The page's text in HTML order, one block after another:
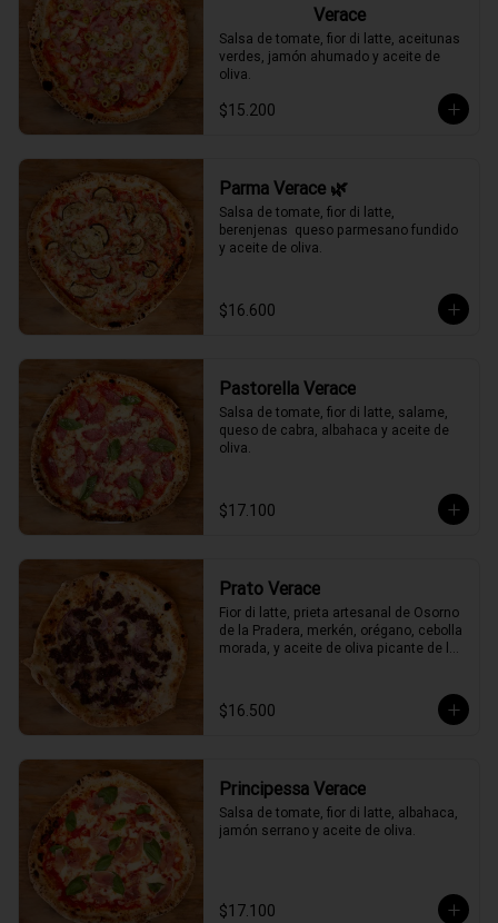
Verace
Salsa de tomate, fior di latte, aceitunas
verdes, jamón ahumado y aceite de
oliva.
$15.200
Parma Verace 🌿
Salsa de tomate, fior di latte,
berenjenas  queso parmesano fundido
y aceite de oliva.
$16.600
Pastorella Verace
Salsa de tomate, fior di latte, salame,
queso de cabra, albahaca y aceite de
oliva.
$17.100
Prato Verace
Fior di latte, prieta artesanal de Osorno
de la Pradera, merkén, orégano, cebolla
morada, y aceite de oliva picante de la
$16.500
Principessa Verace
Salsa de tomate, fior di latte, albahaca,
jamón serrano y aceite de oliva.
$17.100